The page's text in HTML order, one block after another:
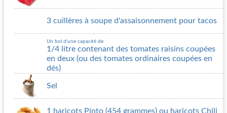
3 cuillères à soupe d'assaisonnement pour tacos
Un bol d'une capacité de
1/4 litre contenant des tomates raisins coupées
en deux (ou des tomates ordinaires coupées en
dés)
Sel
1 haricots Pinto (454 grammes) ou haricots Chili